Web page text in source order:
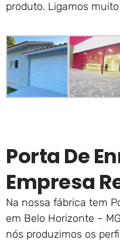
produto. Ligamos
Porta De
Empresa
Na nossa fábrica tem
em Belo Horizonte –
nós produzimos os